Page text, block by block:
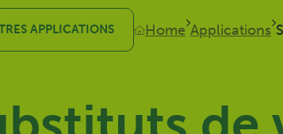
Cultures locales
APPLICATIONS Home Applications